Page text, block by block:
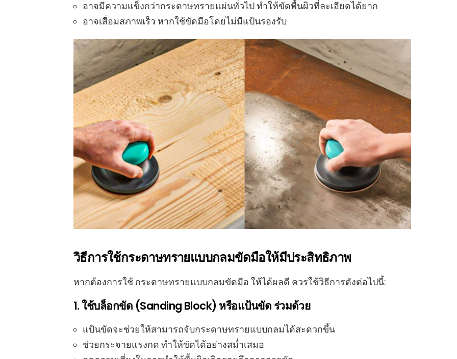
อาจมีความแข็งกว่ากระดาษทรายแผ่นทั่วไป ทำให้ขัดพื้นผิวที่ละเอียดได้ยาก
อาจเสื่อมสภาพเร็ว หากใช้ขัดมือโดยไม่มีแป้นรองรับ
วิธีการใช้กระดาษทรายแบบกลมขัดมือให้มีประสิทธิภาพ
หากต้องการใช้ กระดาษทรายแบบกลมขัดมือ ให้ได้ผลดี ควรใช้วิธีการดังต่อไปนี้:
1. ใช้บล็อกขัด (Sanding Block) หรือแป้นขัด ร่วมด้วย
แป้นขัดจะช่วยให้สามารถจับกระดาษทรายแบบกลมได้สะดวกขึ้น
ช่วยกระจายแรงกด ทำให้ขัดได้อย่างสม่ำเสมอ